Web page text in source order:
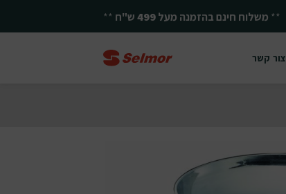
** משלוח חינם בהזמנה מעל499ש"ח **
צור קשר